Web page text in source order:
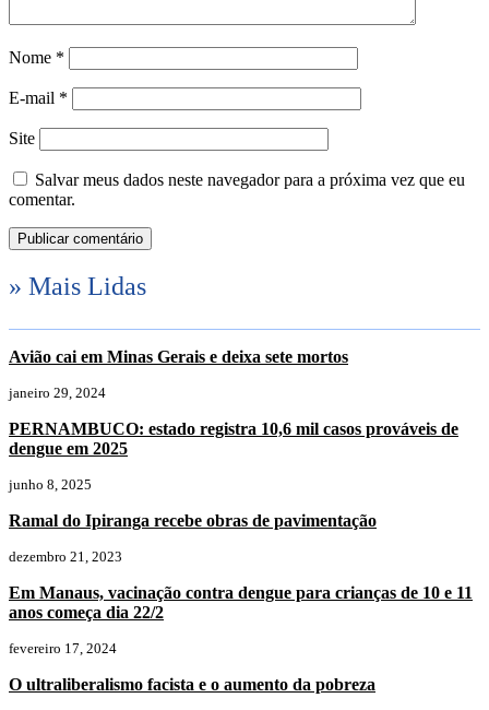
Nome *
E-mail *
Site
Salvar meus dados neste navegador para a próxima vez que eu
comentar.
» Mais Lidas
Avião cai em Minas Gerais e deixa sete mortos
janeiro 29, 2024
PERNAMBUCO: estado registra 10,6 mil casos prováveis de
dengue em 2025
junho 8, 2025
Ramal do Ipiranga recebe obras de pavimentação
dezembro 21, 2023
Em Manaus, vacinação contra dengue para crianças de 10 e 11
anos começa dia 22/2
fevereiro 17, 2024
O ultraliberalismo facista e o aumento da pobreza